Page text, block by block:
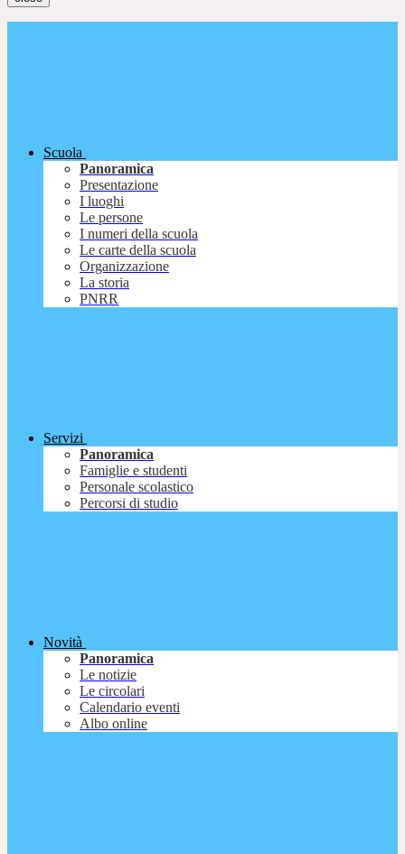
Scuola
Panoramica
Presentazione
I luoghi
Le persone
I numeri della scuola
Le carte della scuola
Organizzazione
La storia
PNRR
Servizi
Panoramica
Famiglie e studenti
Personale scolastico
Percorsi di studio
Novità
Panoramica
Le notizie
Le circolari
Calendario eventi
Albo online